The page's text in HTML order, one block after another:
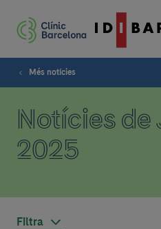
Més notícies
Notícies
2025
Filtra